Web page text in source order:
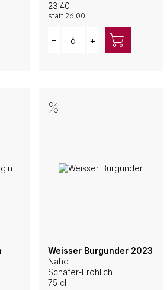
23.40
statt 26.00
– +
Weisser Burgunder 2023
Nahe
Schäfer-Fröhlich
75 cl